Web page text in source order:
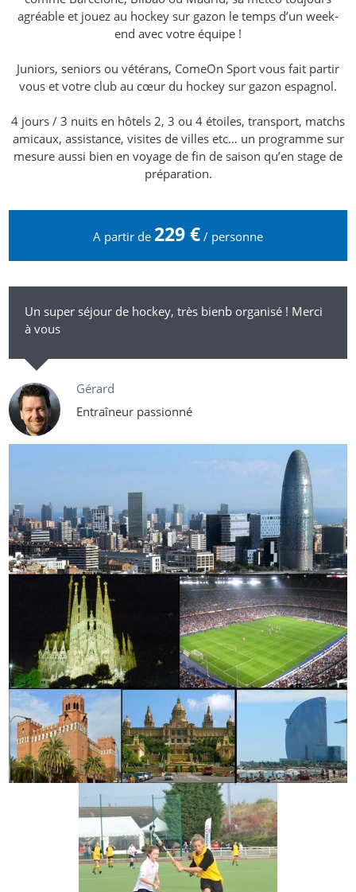
agréable et jouez au hockey sur gazon le temps d’un week-
end avec votre équipe !
Juniors, seniors ou vétérans, ComeOn Sport vous fait partir
vous et votre club au cœur du hockey sur gazon espagnol.
4 jours / 3 nuits en hôtels 2, 3 ou 4 étoiles, transport, matchs
amicaux, assistance, visites de villes etc… un programme sur
mesure aussi bien en voyage de fin de saison qu’en stage de
préparation.
A partir de 229 € / personne
Un super séjour de hockey, très bienb organisé ! Merci
à vous
Gérard
Entraîneur passionné